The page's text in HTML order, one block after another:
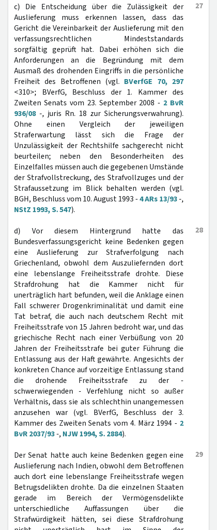
27
c) Die Entscheidung über die Zulässigkeit der
Auslieferung muss erkennen lassen, dass das
Gericht die Vereinbarkeit der Auslieferung mit den
verfassungsrechtlichen Mindeststandards
sorgfältig geprüft hat. Dabei erhöhen sich die
Anforderungen an die Begründung mit dem
Ausmaß des drohenden Eingriffs in die persönliche
Freiheit des Betroffenen (vgl. BVerfGE 70, 297
<310>; BVerfG, Beschluss der 1. Kammer des
Zweiten Senats vom 23. September 2008 - 2 BvR
936/08 -, juris Rn. 18 zur Sicherungsverwahrung).
Ohne einen Vergleich der jeweiligen
Straferwartung lässt sich die Frage der
Unzulässigkeit der Rechtshilfe sachgerecht nicht
beurteilen; neben den Besonderheiten des
Einzelfalles müssen auch die gegebenen Umstände
der Strafvollstreckung, des Strafvollzuges und der
Strafaussetzung im Blick behalten werden (vgl.
BGH, Beschluss vom 10. August 1993 -4 ARs 13/93-,
NStZ 1993, S. 547).
28
d) Vor diesem Hintergrund hatte das
Bundesverfassungsgericht keine Bedenken gegen
eine Auslieferung zur Strafverfolgung nach
Griechenland, obwohl dem Auszuliefernden dort
eine lebenslange Freiheitsstrafe drohte. Diese
Strafdrohung hat die Kammer nicht für
unerträglich hart befunden, weil die Anklage einen
Fall schwerer Drogenkriminalität und damit eine
Tat betraf, die auch nach deutschem Recht mit
Freiheitsstrafe von 15 Jahren bedroht war, und das
griechische Recht nach einer Verbüßung von 20
Jahren der Freiheitsstrafe bei guter Führung die
Entlassung aus der Haft gewährte. Angesichts der
konkreten Chance auf vorzeitige Entlassung stand
die drohende Freiheitsstrafe zu der -
schwerwiegenden - Verfehlung nicht so außer
Verhältnis, dass sie als schlechthin unangemessen
anzusehen war (vgl. BVerfG, Beschluss der 3.
Kammer des Zweiten Senats vom 4. März 1994 - 2
BvR 2037/93-, NJW 1994, S. 2884).
29
Der Senat hatte auch keine Bedenken gegen eine
Auslieferung nach Indien, obwohl dem Betroffenen
auch dort eine lebenslange Freiheitsstrafe wegen
Betrugsdelikten drohte. Da die einzelnen Staaten
gerade im Bereich der Vermögensdelikte
unterschiedliche Auffassungen über die
Strafwürdigkeit hätten, sei diese Strafdrohung